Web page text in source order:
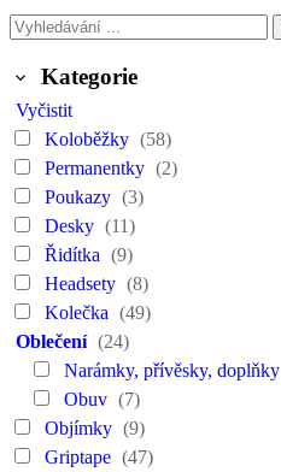
Kategorie
Vyčistit
Koloběžky (58)
Permanentky (2)
Poukazy (3)
Desky (11)
Řidítka (9)
Headsety (8)
Kolečka (49)
Oblečení (24)
Narámky, přívěsky, doplňky
Obuv (7)
Objímky (9)
Griptape (47)